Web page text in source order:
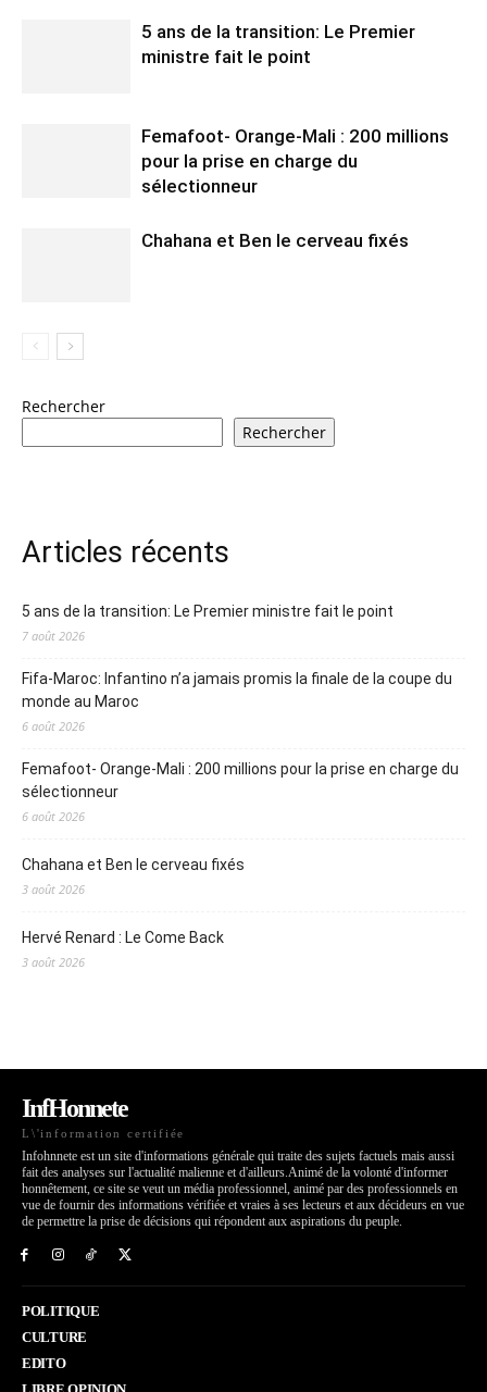
5 ans de la transition: Le Premier
ministre fait le point
Femafoot- Orange-Mali : 200 millions
pour la prise en charge du
sélectionneur
Chahana et Ben le cerveau fixés
Rechercher
Rechercher
Articles récents
5 ans de la transition: Le Premier ministre fait le point
7 août 2026
Fifa-Maroc: Infantino n’a jamais promis la finale de la coupe du
monde au Maroc
6 août 2026
Femafoot- Orange-Mali : 200 millions pour la prise en charge du
sélectionneur
6 août 2026
Chahana et Ben le cerveau fixés
3 août 2026
Hervé Renard : Le Come Back
3 août 2026
InfHonnete
L\'information certifiée
Infohnnete est un site d'informations générale qui traite des sujets factuels mais aussi
fait des analyses sur l'actualité malienne et d'ailleurs.Animé de la volonté d'informer
honnêtement, ce site se veut un média professionnel, animé par des professionnels en
vue de fournir des informations vérifiée et vraies à ses lecteurs et aux décideurs en vue
de permettre la prise de décisions qui répondent aux aspirations du peuple.
POLITIQUE
CULTURE
EDITO